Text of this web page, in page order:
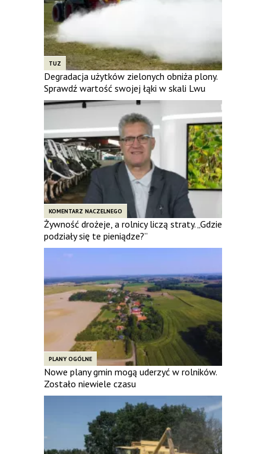
TUZ
Degradacja użytków zielonych obniża plony.
Sprawdź wartość swojej łąki w skali Lwu
KOMENTARZ NACZELNEGO
Żywność drożeje, a rolnicy liczą straty. „Gdzie
podziały się te pieniądze?”
PLANY OGÓLNE
Nowe plany gmin mogą uderzyć w rolników.
Zostało niewiele czasu